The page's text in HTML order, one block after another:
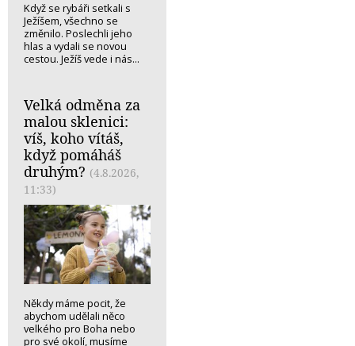
Když se rybáři setkali s
Ježíšem, všechno se
změnilo. Poslechli jeho
hlas a vydali se novou
cestou. Ježíš vede i nás...
Velká odměna za
malou sklenici:
víš, koho vítáš,
když pomáháš
druhým? (4.8.2026,
11:33)
Někdy máme pocit, že
abychom udělali něco
velkého pro Boha nebo
pro své okolí, musíme